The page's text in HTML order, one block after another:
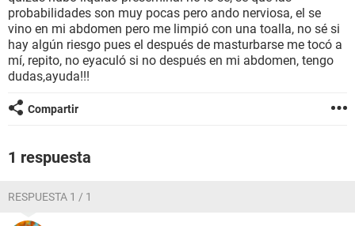
GLOSARIO
probabilidades son muy pocas pero ando nerviosa, el se
vino en mi abdomen pero me limpió con una toalla, no sé si
hay algún riesgo pues el después de masturbarse me tocó a
mí, repito, no eyaculó si no después en mi abdomen, tengo
dudas,ayuda!!!
Compartir
1 respuesta
RESPUESTA 1 / 1